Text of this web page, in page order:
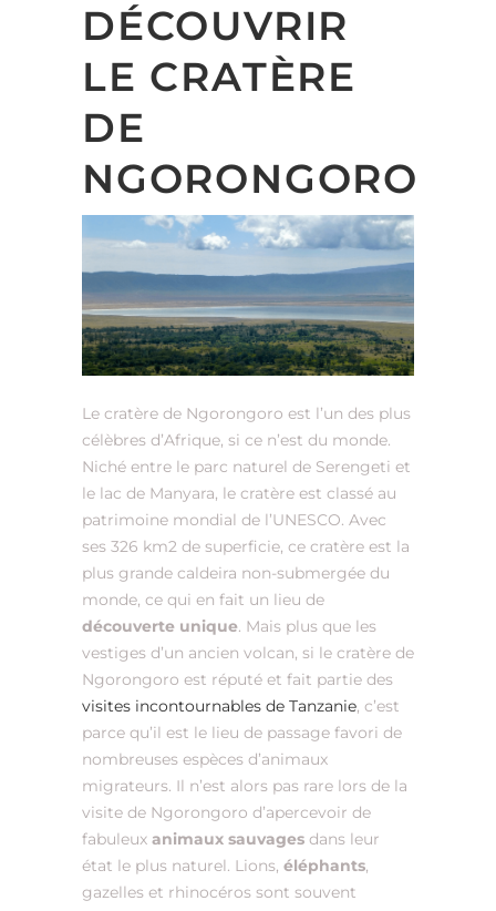
DÉCOUVRIR
LE CRATÈRE
DE
NGORONGORO
Le cratère de Ngorongoro est l’un des plus
célèbres d’Afrique, si ce n’est du monde.
Niché entre le parc naturel de Serengeti et
le lac de Manyara, le cratère est classé au
patrimoine mondial de l’UNESCO. Avec
ses 326 km2 de superficie, ce cratère est la
plus grande caldeira non-submergée du
monde, ce qui en fait un lieu de
découverte unique. Mais plus que les
vestiges d’un ancien volcan, si le cratère de
Ngorongoro est réputé et fait partie des
visites incontournables de Tanzanie, c’est
parce qu’il est le lieu de passage favori de
nombreuses espèces d’animaux
migrateurs. Il n’est alors pas rare lors de la
visite de Ngorongoro d’apercevoir de
fabuleux animaux sauvages dans leur
état le plus naturel. Lions, éléphants,
gazelles et rhinocéros sont souvent